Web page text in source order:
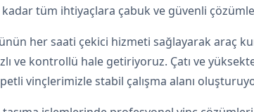
kadar tüm ihtiyaçlara çabuk ve güvenli
her saati çekici hizmeti sağlayarak araç
ve kontrollü hale getiriyoruz. Çatı ve
vinçlerimizle stabil çalışma alanı